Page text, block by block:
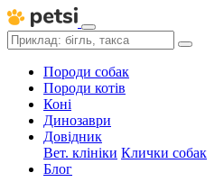
Породи собак
Породи котів
Коні
Динозаври
Довідник
Вет. клініки Клички собак
Блог